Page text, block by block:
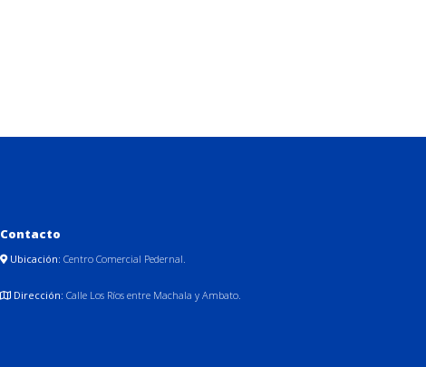
Contacto
Ubicación: Centro Comercial Pedernal.
Dirección: Calle Los Ríos entre Machala y Ambato.